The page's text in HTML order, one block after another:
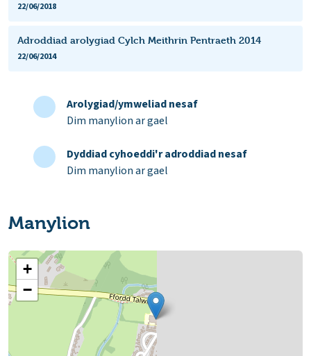
22/06/2018
Adroddiad arolygiad Cylch Meithrin Pentraeth 2014
22/06/2014
Arolygiad/ymweliad nesaf
Dim manylion ar gael
Dyddiad cyhoeddi'r adroddiad nesaf
Dim manylion ar gael
Manylion
+
−